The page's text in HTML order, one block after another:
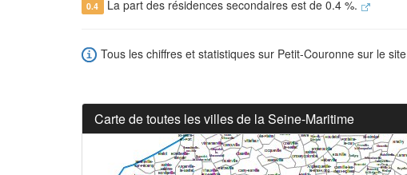
0.4 La part des résidences secondaires est de 0.4 %.
Tous les chiffres et statistiques sur Petit-Couronne sur le site
Carte de toutes les villes de la Seine-Maritime